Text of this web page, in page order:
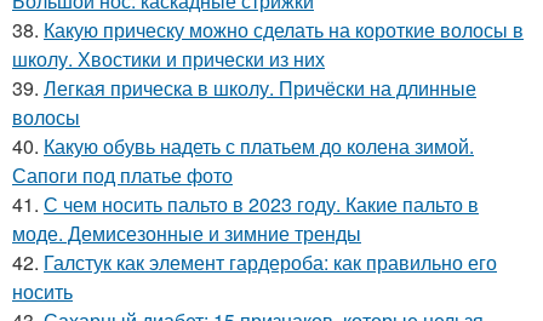
38. Какую прическу можно сделать на короткие волосы в
школу. Хвостики и прически из них
39. Легкая прическа в школу. Причёски на длинные
волосы
40. Какую обувь надеть с платьем до колена зимой.
Сапоги под платье фото
41. С чем носить пальто в 2023 году. Какие пальто в
моде. Демисезонные и зимние тренды
42. Галстук как элемент гардероба: как правильно его
носить